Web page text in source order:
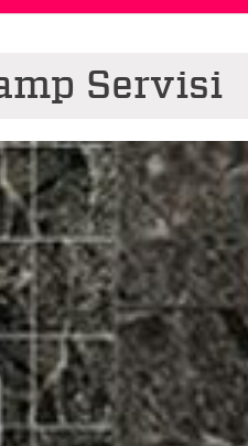
Servisi